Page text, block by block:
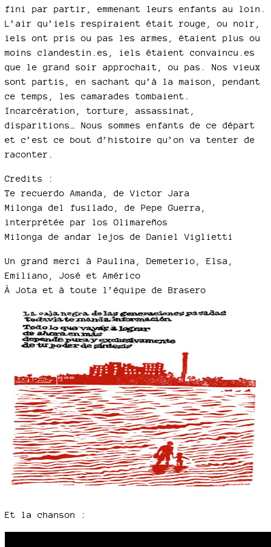
fini par partir, emmenant leurs enfants au loin.
L’air qu’iels respiraient était rouge, ou noir,
iels ont pris ou pas les armes, étaient plus ou
moins clandestin.es, iels étaient convaincu.es
que le grand soir approchait, ou pas. Nos vieux
sont partis, en sachant qu’à la maison, pendant
ce temps, les camarades tombaient.
Incarcération, torture, assassinat,
disparitions… Nous sommes enfants de ce départ
et c’est ce bout d’histoire qu’on va tenter de
raconter.
Credits :
Te recuerdo Amanda, de Victor Jara
Milonga del fusilado, de Pepe Guerra,
interprétée par los Olimareños
Milonga de andar lejos de Daniel Viglietti
Un grand merci à Paulina, Demeterio, Elsa,
Emiliano, José et Américo
À Jota et à toute l’équipe de Brasero
Et la chanson :